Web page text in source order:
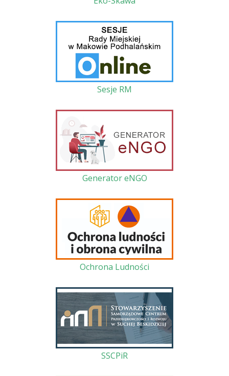
Sesje RM
Generator eNGO
Ochrona Ludności
SSCPiR